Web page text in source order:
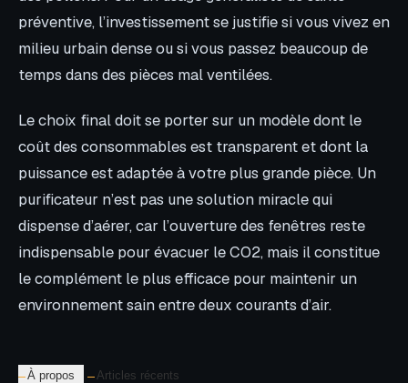
préventive, l’investissement se justifie si vous vivez en
milieu urbain dense ou si vous passez beaucoup de
temps dans des pièces mal ventilées.
Le choix final doit se porter sur un modèle dont le
coût des consommables est transparent et dont la
puissance est adaptée à votre plus grande pièce. Un
purificateur n’est pas une solution miracle qui
dispense d’aérer, car l’ouverture des fenêtres reste
indispensable pour évacuer le CO2, mais il constitue
le complément le plus efficace pour maintenir un
environnement sain entre deux courants d’air.
À propos Articles récents